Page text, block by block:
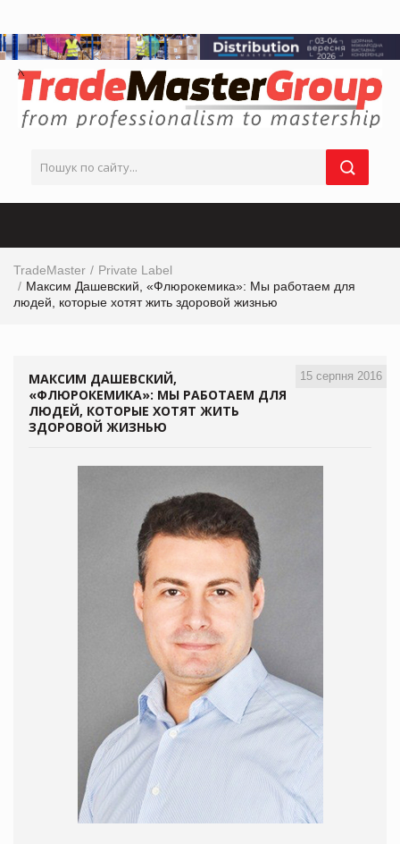
TradeMaster
Private Label
Максим Дашевский, «Флюрокемика»: Мы работаем для
людей, которые хотят жить здоровой жизнью
15 серпня 2016
МАКСИМ ДАШЕВСКИЙ,
«ФЛЮРОКЕМИКА»: МЫ РАБОТАЕМ ДЛЯ
ЛЮДЕЙ, КОТОРЫЕ ХОТЯТ ЖИТЬ
ЗДОРОВОЙ ЖИЗНЬЮ